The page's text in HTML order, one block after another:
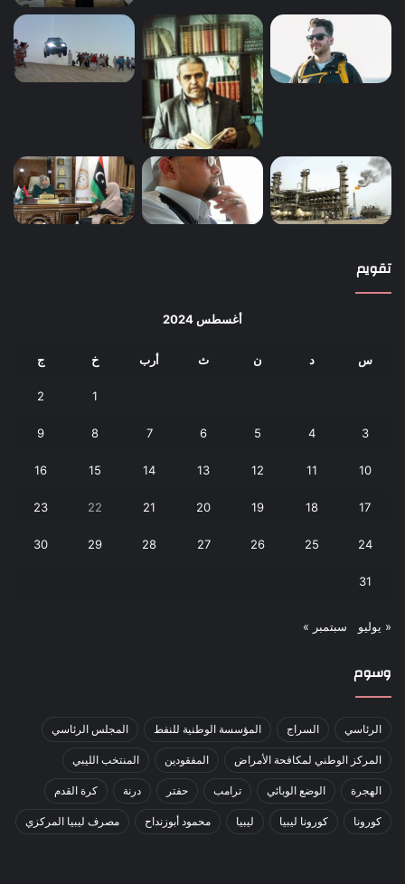
تقويم
أغسطس 2024
س د ن ث أرب خ ج
1
2
3
4
5
6
7
8
9
10
11
12
13
14
15
16
17
18
19
20
21
22
23
24
25
26
27
28
29
30
31
« يوليو سبتمبر »
وسوم
الرئاسي السراج المؤسسة الوطنية للنفط المجلس الرئاسي
المركز الوطني لمكافحة الأمراض المفقودين المنتخب الليبي
الهجرة الوضع الوبائي ترامب حفتر درنة كرة القدم
كورونا كورونا ليبيا ليبيا محمود أبوزنداح مصرف ليبيا المركزي